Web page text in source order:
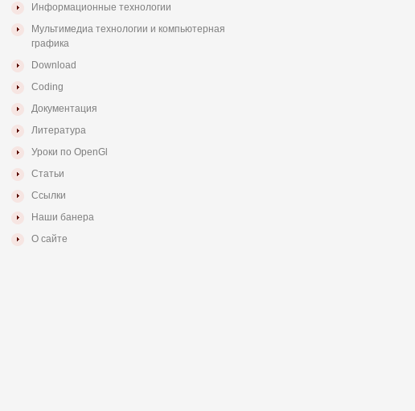
Информационные технологии
Мультимедиа технологии и компьютерная
графика
Download
Coding
Документация
Литература
Уроки по OpenGl
Статьи
Ссылки
Наши банера
О сайте